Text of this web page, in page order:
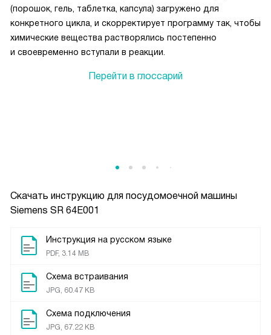
Скачать инструкцию для посудомоечной машины
Siemens SR 64E001
Инструкция на русском языке
PDF, 3.14 MB
Схема встраивания
JPG, 60.47 KB
Схема подключения
JPG, 67.22 KB
(порошок, гель, таблетка, капсула) загружено для
конкретного цикла, и скорректирует программу так, чтобы
химические вещества растворялись постепенно
и своевременно вступали в реакции.
Перейти в глоссарий